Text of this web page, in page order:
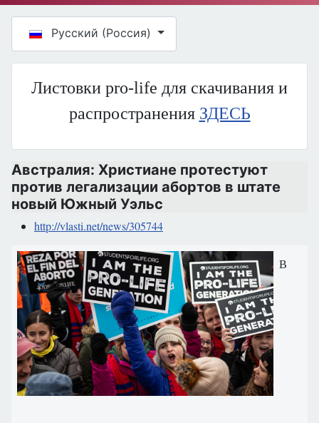
Русский (Россия)
Листовки pro-life для скачивания и
распространения ЗДЕСЬ
Австралия: Христиане протестуют
против легализации абортов в штате
новый Южный Уэльс
http://vlasti.net/news/305744
В